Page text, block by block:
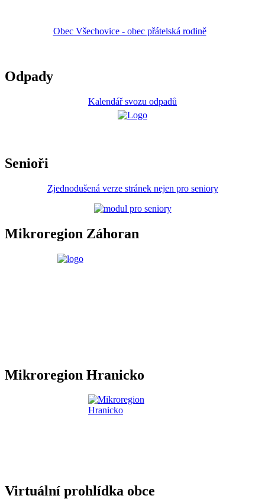
Obec Všechovice - obec přátelská rodině
Odpady
Kalendář svozu odpadů
Senioři
Zjednodušená verze stránek nejen pro seniory
Mikroregion Záhoran
Mikroregion Hranicko
Virtuální prohlídka obce